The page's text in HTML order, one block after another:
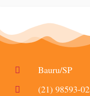
Bauru/SP
(21) 98593-